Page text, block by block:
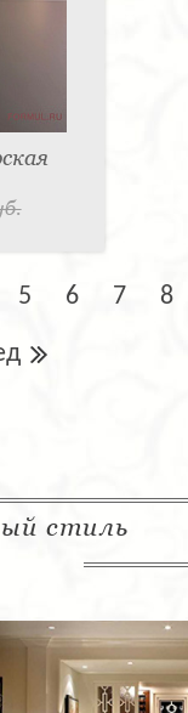
5 6 7 8
стиль